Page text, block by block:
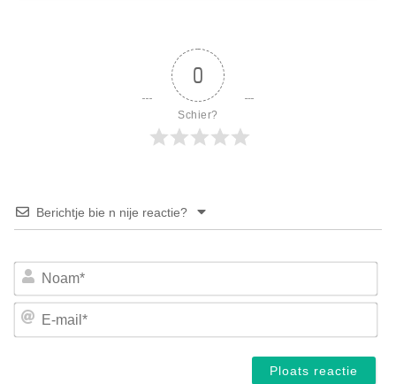
0
Schier?
Berichtje bie n nije reactie?
E-